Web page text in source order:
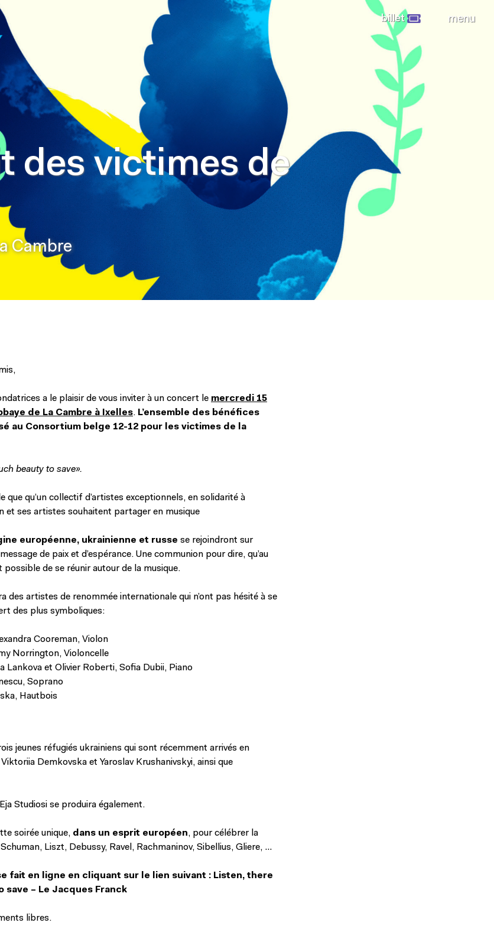
billet menu
des victimes de
Cambre
a le plaisir de vous inviter à un concert le mercredi 15
de La Cambre à Ixelles. L’ensemble des bénéfices
au Consortium belge 12-12 pour les victimes de la
beauty to save».
que qu’un collectif d’artistes exceptionnels, en solidarité à
et ses artistes souhaitent partager en musique
européenne, ukrainienne et russe se rejoindront sur
de paix et d’espérance. Une communion pour dire, qu’au
possible de se réunir autour de la musique.
des artistes de renommée internationale qui n’ont pas hésité à se
des plus symboliques:
Cooreman, Violon
Norrington, Violoncelle
Lankova et Olivier Roberti, Sofia Dubii, Piano
Soprano
Hautbois
jeunes réfugiés ukrainiens qui sont récemment arrivés en
Demkovska et Yaroslav Krushanivskyi, ainsi que
Studiosi se produira également.
soirée unique, dans un esprit européen, pour célébrer la
Liszt, Debussy, Ravel, Rachmaninov, Sibellius, Gliere, …
fait en ligne en cliquant sur le lien suivant : Listen, there
save – Le Jacques Franck
libres.